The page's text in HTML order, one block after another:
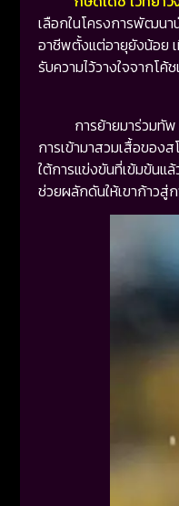
เลือกในโครงการพัฒนา
อาชีพตั้งแต่อายุยังน้อย
รับความไว้วางใจจากโ
การย้ายมาร่วมทัพ
การเข้ามาสวมเสื้อของ
ใต้การแข่งขันที่เข้มข้นแ
ช่วยผลักดันให้เขาก้าวสู่